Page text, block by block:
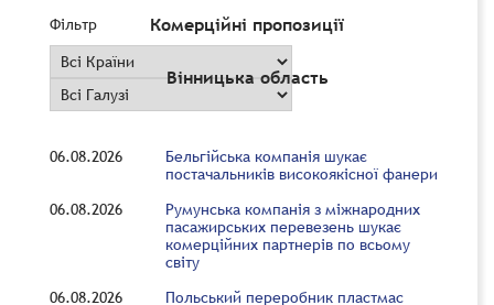
Комерційні пропозиції
Вінницька область
Фільтр
06.08.2026
Бельгійська компанія шукає
постачальників високоякісної фанери
06.08.2026
Румунська компанія з міжнародних
пасажирських перевезень шукає
комерційних партнерів по всьому
світу
06.08.2026
Польський переробник пластмас